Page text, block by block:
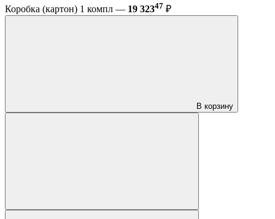
Коробка (картон) 1 компл — 19 32347 ₽
В корзину